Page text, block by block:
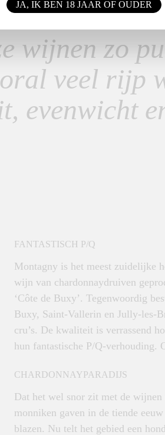
subtiel
wijnen zo
veel rijp
evenwicht
FANTASTISCH P/Q
Montagny is het meest zuidelijke
wijn van chardonnaydruiven
‘Côte de Buxy’. Tegenwoordig
Buxy, Saint-Vallerin en Jully-les-
cru’s. De kwaliteit is verrassend
hun fantastische P/Q-
CHARDONNAYPARADIJS
Dat het wel snor zit met de
monniken gaven in de tiende
blazen. Nu telt het gebied een
JA, IK BEN 18 JAAR OF OUDER